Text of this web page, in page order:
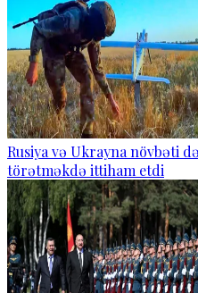
Rusiya və Ukrayna növbəti
törətməkdə ittiham etdi